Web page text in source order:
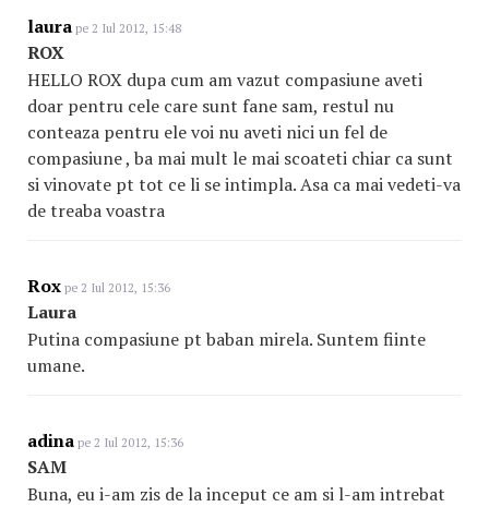
laura pe 2 Iul 2012, 15:48
ROX
HELLO ROX dupa cum am vazut compasiune aveti
doar pentru cele care sunt fane sam, restul nu
conteaza pentru ele voi nu aveti nici un fel de
compasiune , ba mai mult le mai scoateti chiar ca sunt
si vinovate pt tot ce li se intimpla. Asa ca mai vedeti-va
de treaba voastra
Rox pe 2 Iul 2012, 15:36
Laura
Putina compasiune pt baban mirela. Suntem fiinte
umane.
adina pe 2 Iul 2012, 15:36
SAM
Buna, eu i-am zis de la inceput ce am si l-am intrebat